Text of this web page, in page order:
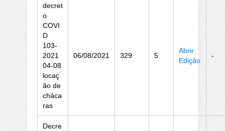
decret
o
COVI
D
103-
2021
04-08
locaç
ão de
cháca
ras
06/08/2021 329 5
Abrir
Edição
-
Decre